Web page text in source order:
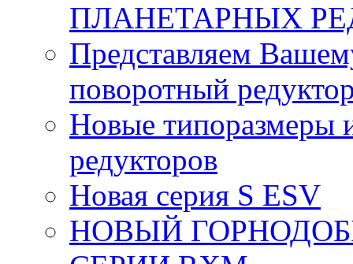
ПЛАНЕТАРНЫХ
Представляем
поворотный
Новые типоразмеры
редукторов
Новая серия S ESV
НОВЫЙ